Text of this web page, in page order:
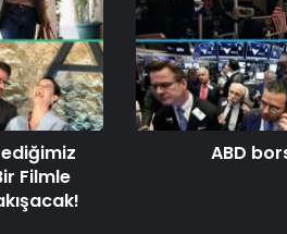
Filmle
ABD